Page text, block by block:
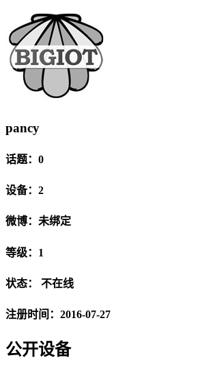
pancy
话题：0
设备：2
微博：未绑定
等级：1
状态： 不在线
注册时间：2016-07-27
公开设备